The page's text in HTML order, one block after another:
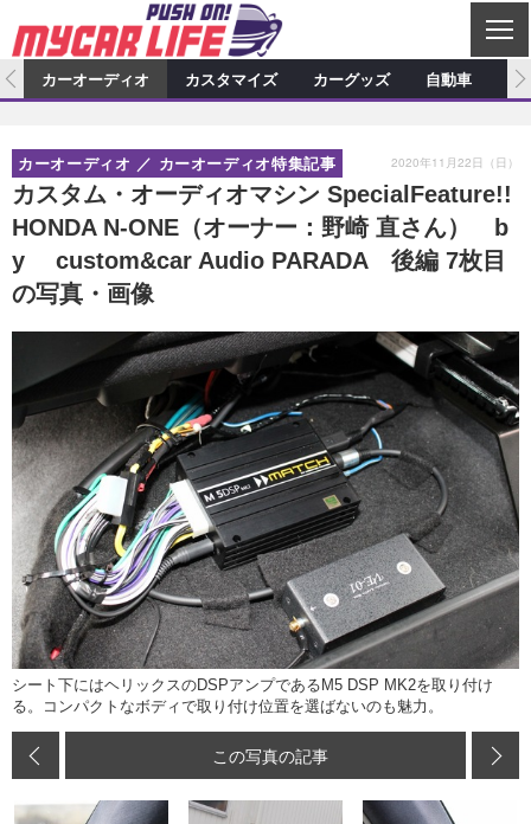
C
L
S
E
カーオーディオ
プロショップ検索 ショップ訪問記
カーオーディオニュース デモカー製作記
その他
カスタマイズ特集記事 カスタマイズ新製品情報
カスタマイズニュース
カーグッズ
カーグッズ特集記事 カーグッズ新製品情報
カーグッズニュース
自動車
ニュース
スクープ
アクセスランキング
カーオーディオ カスタマイズ カーグッズ 自動車
カスタム・オーディオマシン SpecialFeature!!
HONDA N-ONE（オーナー：野崎 直さん） b
y custom&car Audio PARADA 後編 7枚目
の写真・画像
カーオーディオ カーオーディオ特集記事 2020年11月22日（日）
シート下にはヘリックスのDSPアンプであるM5 DSP MK2を取り付け
る。コンパクトなボディで取り付け位置を選ばないのも魅力。
この写真の記事